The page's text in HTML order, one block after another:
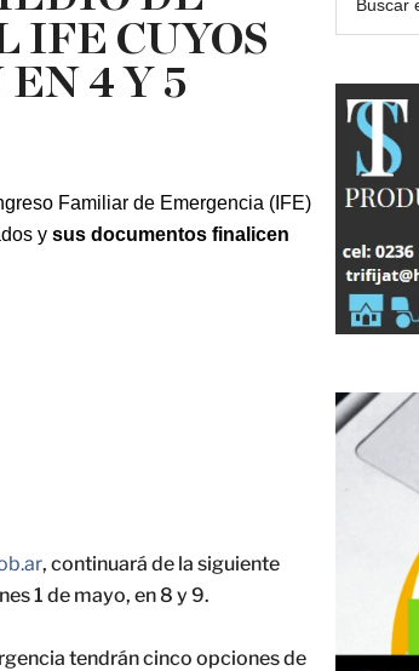
IFE CUYOS
4 Y 5
Familiar de Emergencia (IFE)
y sus documentos finalicen
, continuará de la siguiente
1 de mayo, en 8 y 9.
tendrán cinco opciones de